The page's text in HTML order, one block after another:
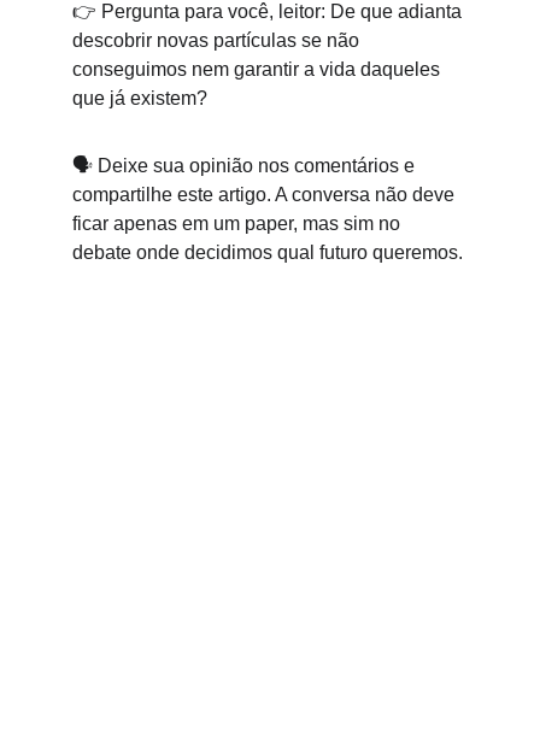
👉 Pergunta para você, leitor: De que adianta
descobrir novas partículas se não
conseguimos nem garantir a vida daqueles
que já existem?
🗣️ Deixe sua opinião nos comentários e
compartilhe este artigo. A conversa não deve
ficar apenas em um paper, mas sim no
debate onde decidimos qual futuro queremos.